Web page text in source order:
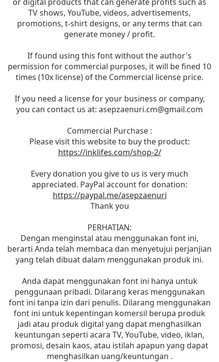
TV shows, YouTube, videos, advertisements,
promotions, t-shirt designs, or any terms that can
generate money / profit.
If found using this font without the author's
permission for commercial purposes, it will be fined 10
times (10x license) of the Commercial license price.
If you need a license for your business or company,
you can contact us at: asepzaenuri.cm@gmail.com
Commercial Purchase :
Please visit this website to buy the product:
https://inklifes.com/shop-2/
Every donation you give to us is very much
appreciated. PayPal account for donation:
https://paypal.me/asepzaenuri
Thank you
PERHATIAN:
Dengan menginstal atau menggunakan font ini,
berarti Anda telah membaca dan menyetujui perjanjian
yang telah dibuat dalam menggunakan produk ini.
Anda dapat menggunakan font ini hanya untuk
penggunaan pribadi. Dilarang keras menggunakan
font ini tanpa izin dari penulis. Dilarang menggunakan
font ini untuk kepentingan komersil berupa produk
jadi atau produk digital yang dapat menghasilkan
keuntungan seperti acara TV, YouTube, video, iklan,
promosi, desain kaos, atau istilah apapun yang dapat
menghasilkan uang/keuntungan .